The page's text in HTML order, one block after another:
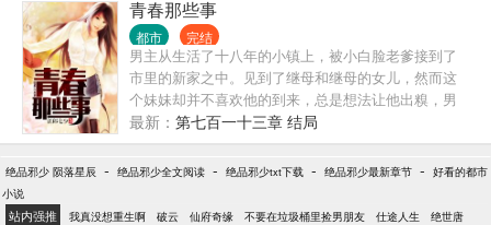
即将开启，不一样的故事，不一样的精彩！兵王叶谦
再续辉煌，重返都市，将会掀起怎样的风暴？
青春那些事
都市 完结
男主从生活了十八年的小镇上，被小白脸老爹接到了
市里的新家之中。见到了继母和继母的女儿，然而这
个妹妹却并不喜欢他的到来，总是想法让他出糗，男
主开始了各种被自己的妹妹欺负的日子。
最新： 第七百一十三章 结局
绝品邪少 陨落星辰 - 绝品邪少全文阅读 - 绝品邪少txt下载 - 绝品邪少最新章节 - 好看的都市
小说
站内强推 我真没想重生啊 破云 仙府奇缘 不要在垃圾桶里捡男朋友 仕途人生
绝世唐